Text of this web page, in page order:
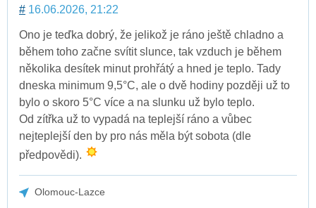
# 16.06.2026, 21:22
Ono je teďka dobrý, že jelikož je ráno ještě chladno a
během toho začne svítit slunce, tak vzduch je během
několika desítek minut prohřátý a hned je teplo. Tady
dneska minimum 9,5°C, ale o dvě hodiny později už to
bylo o skoro 5°C více a na slunku už bylo teplo.
Od zítřka už to vypadá na teplejší ráno a vůbec
nejteplejší den by pro nás měla být sobota (dle
předpovědi).
Olomouc-Lazce